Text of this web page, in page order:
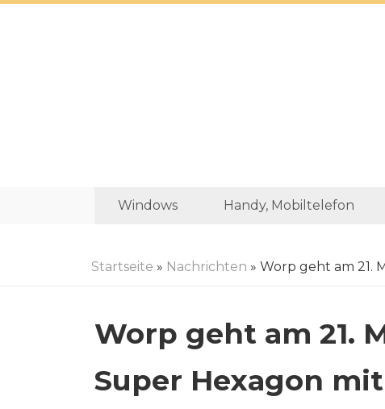
Windows Handy, Mobiltelefon
Startseite » Nachrichten » Worp geht am 21.
Worp geht am 21.
Super Hexagon